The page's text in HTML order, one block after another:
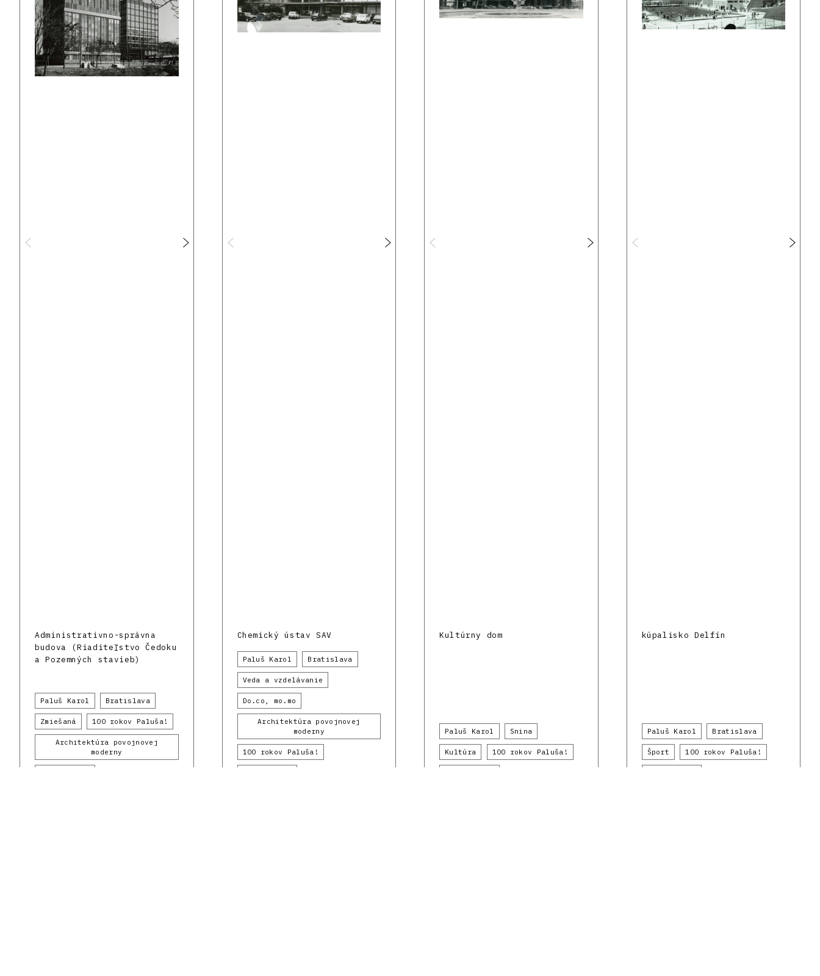
Administrativno-správna
budova (Riaditeľstvo Čedoku
a Pozemných stavieb)
Paluš Karol Bratislava
Zmiešaná 100 rokov Paluša!
Architektúra povojnovej
moderny
Chemický ústav SAV
Paluš Karol Bratislava
Veda a vzdelávanie
Do.co, mo.mo
Architektúra povojnovej
moderny
100 rokov Paluša!
Kultúrny dom
Paluš Karol Snina
Kultúra 100 rokov Paluša!
kúpalisko Delfín
Paluš Karol Bratislava
Šport 100 rokov Paluša!